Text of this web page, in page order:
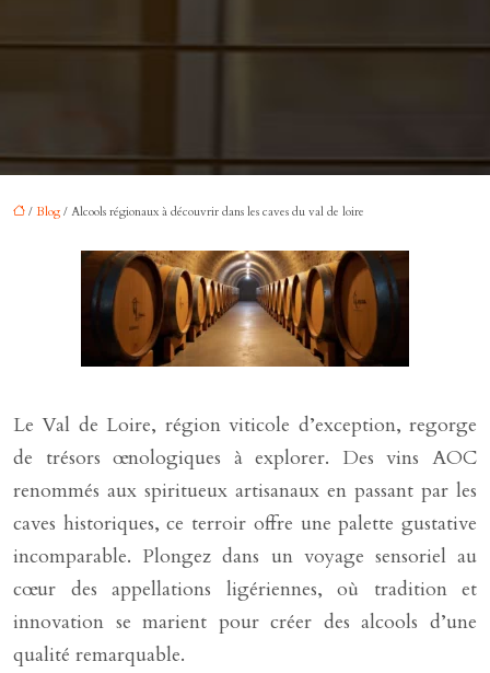
/ Blog / Alcools régionaux à découvrir dans les caves du val de loire
Le Val de Loire, région viticole d’exception, regorge
de trésors œnologiques à explorer. Des vins AOC
renommés aux spiritueux artisanaux en passant par les
caves historiques, ce terroir offre une palette gustative
incomparable. Plongez dans un voyage sensoriel au
cœur des appellations ligériennes, où tradition et
innovation se marient pour créer des alcools d’une
qualité remarquable.